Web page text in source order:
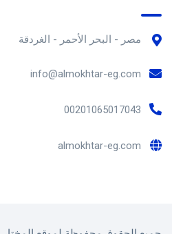
مصر - البحر الأحمر - الغردقة
info@almokhtar-eg.com
00201065017043
almokhtar-eg.com